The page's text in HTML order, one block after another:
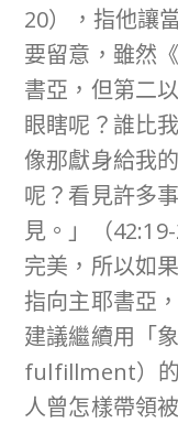
20），指他讓
要留意，雖然
書亞，但第二
眼瞎呢？誰比
像那獻身給我
呢？看見許多
見。」（
完美，所以如
指向主耶書亞
建議繼續用「
fulfillment）的
人曾怎樣帶領